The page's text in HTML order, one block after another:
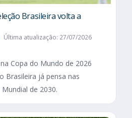
Brasileira volta a
Última atualização: 27/07/2026
Copa do Mundo de 2026
Brasileira já pensa nas
de 2030.